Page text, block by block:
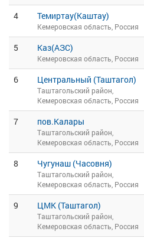
4 Темиртау(Каштау)
Кемеровская область, Россия
5 Каз(АЗС)
Кемеровская область, Россия
6 Центральный (Таштагол)
Таштагольский район,
Кемеровская область, Россия
7 пов.Калары
Таштагольский район,
Кемеровская область, Россия
8 Чугунаш (Часовня)
Таштагольский район,
Кемеровская область, Россия
9 ЦМК (Таштагол)
Таштагольский район,
Кемеровская область, Россия